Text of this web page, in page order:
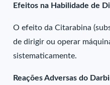
Efeitos na Habilidade de
O efeito da Citarabina
de dirigir ou operar
sistematicamente.
Reações Adversas do